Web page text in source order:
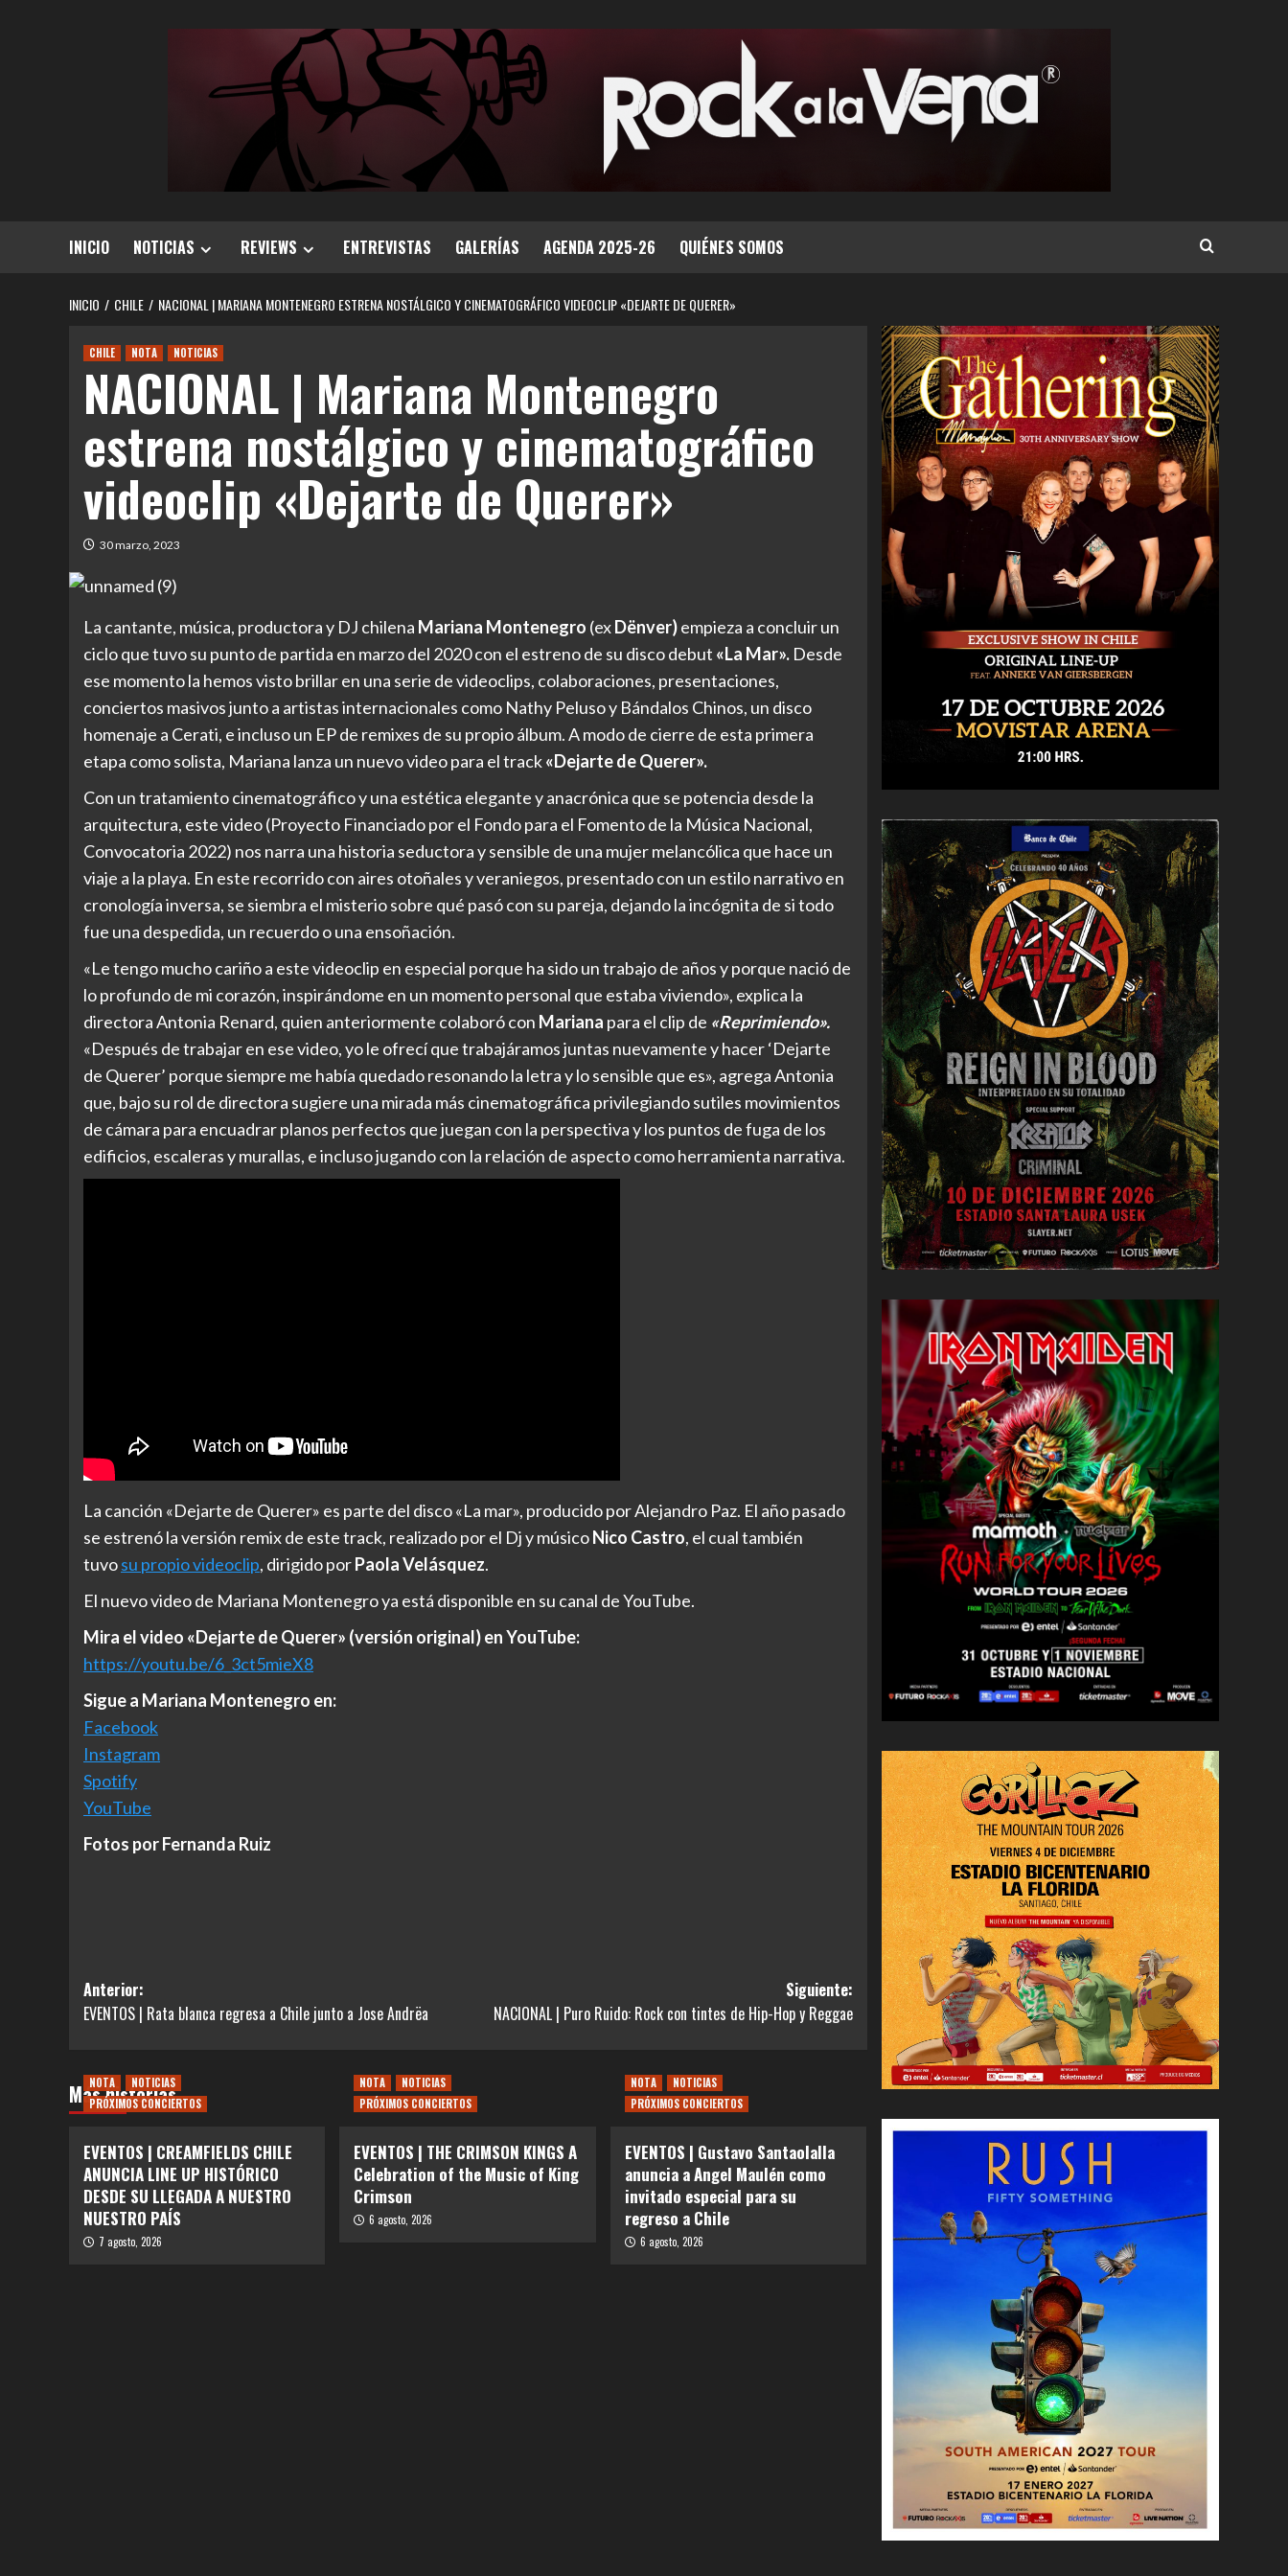
INICIO NOTICIAS REVIEWS ENTREVISTAS GALERÍAS AGENDA 2025-26 QUIÉNES SOMOS
INICIO CHILE NACIONAL | MARIANA MONTENEGRO ESTRENA NOSTÁLGICO Y CINEMATOGRÁFICO VIDEOCLIP «DEJARTE DE QUERER»
CHILE NOTA NOTICIAS
NACIONAL | Mariana Montenegro
estrena nostálgico y cinematográfico
videoclip «Dejarte de Querer»
30 marzo, 2023
La cantante, música, productora y DJ chilena Mariana Montenegro (exDënver)empieza a concluir un
ciclo que tuvo su punto de partida en marzo del 2020 con el estreno de su disco debut «La Mar». Desde
ese momento la hemos visto brillar en una serie de videoclips, colaboraciones, presentaciones,
conciertos masivos junto a artistas internacionales como Nathy Peluso y Bándalos Chinos, un disco
homenaje a Cerati, e incluso un EP de remixes de su propio álbum. A modo de cierre de esta primera
etapa como solista, Mariana lanza un nuevo video para el track«Dejarte de Querer».
Con un tratamiento cinematográfico y una estética elegante y anacrónica que se potencia desde la
arquitectura, este video (Proyecto Financiado por el Fondo para el Fomento de la Música Nacional,
Convocatoria 2022) nos narra una historia seductora y sensible de una mujer melancólica que hace un
viaje a la playa. En este recorrido con aires otoñales y veraniegos, presentado con un estilo narrativo en
cronología inversa, se siembra el misterio sobre qué pasó con su pareja, dejando la incógnita de si todo
fue una despedida, un recuerdo o una ensoñación.
«Le tengo mucho cariño a este videoclip en especial porque ha sido un trabajo de años y porque nació de
lo profundo de mi corazón, inspirándome en un momento personal que estaba viviendo», explica la
directora Antonia Renard, quien anteriormente colaboró con Mariana para el clip de «Reprimiendo».
«Después de trabajar en ese video, yo le ofrecí que trabajáramos juntas nuevamente y hacer ‘Dejarte
de Querer’ porque siempre me había quedado resonando la letra y lo sensible que es», agrega Antonia
que, bajo su rol de directora sugiere una mirada más cinematográfica privilegiando sutiles movimientos
de cámara para encuadrar planos perfectos que juegan con la perspectiva y los puntos de fuga de los
edificios, escaleras y murallas, e incluso jugando con la relación de aspecto como herramienta narrativa.
La canción «Dejarte de Querer» es parte del disco «La mar», producido por Alejandro Paz. El año pasado
se estrenó la versión remix de este track, realizado por el Dj y músicoNico Castro, el cual también
tuvosu propio videoclip, dirigido porPaola Velásquez.
El nuevo video de Mariana Montenegro ya está disponible en su canal de YouTube.
Mira el video «Dejarte de Querer» (versión original) en YouTube:
https://youtu.be/6_3ct5mieX8
Sigue a Mariana Montenegro en:
Facebook
Instagram
Spotify
YouTube
Fotos por Fernanda Ruiz
Navegación
de
Anterior:
EVENTOS | Rata blanca regresa a Chile junto a Jose Andrëa
Siguiente:
NACIONAL | Puro Ruido: Rock con tintes de Hip-Hop y Reggae
Más historias
NOTA
NOTICIAS
PRÓXIMOS CONCIERTOS
EVENTOS | CREAMFIELDS CHILE
ANUNCIA LINE UP HISTÓRICO
DESDE SU LLEGADA A NUESTRO
NUESTRO PAÍS
7 agosto, 2026
NOTA
NOTICIAS
PRÓXIMOS CONCIERTOS
EVENTOS | THE CRIMSON KINGS A
Celebration of the Music of King
Crimson
6 agosto, 2026
NOTA
NOTICIAS
PRÓXIMOS CONCIERTOS
EVENTOS | Gustavo Santaolalla
anuncia a Angel Maulén como
invitado especial para su
regreso a Chile
6 agosto, 2026